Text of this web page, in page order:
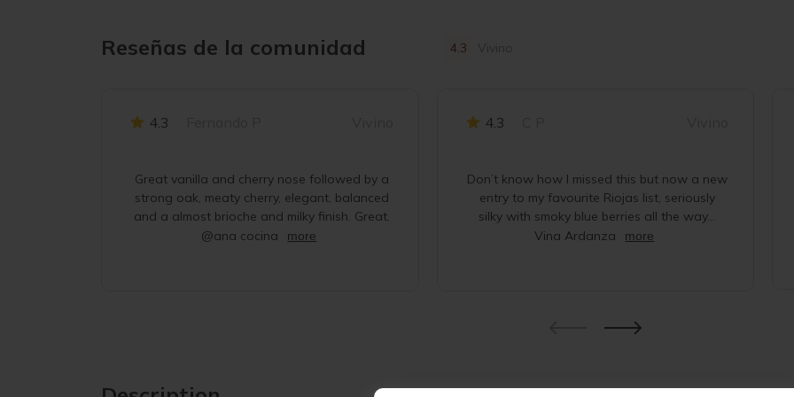
Reseñas de la comunidad 4.3 Vivino
4.3
Great vanilla and cherry nose followed by a
strong oak, meaty cherry, elegant, balanced
and a almost brioche and milky finish. Great.
@ana cocina
more
4.3
Don’t know how I missed this but now a new
entry to my favourite Riojas list, seriously
silky with smoky blue berries all the way…
Vina Ardanza
more